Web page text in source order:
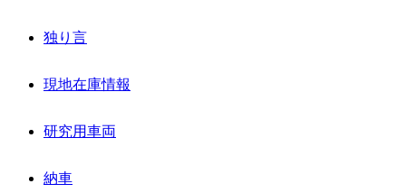
独り言
現地在庫情報
研究用車両
納車